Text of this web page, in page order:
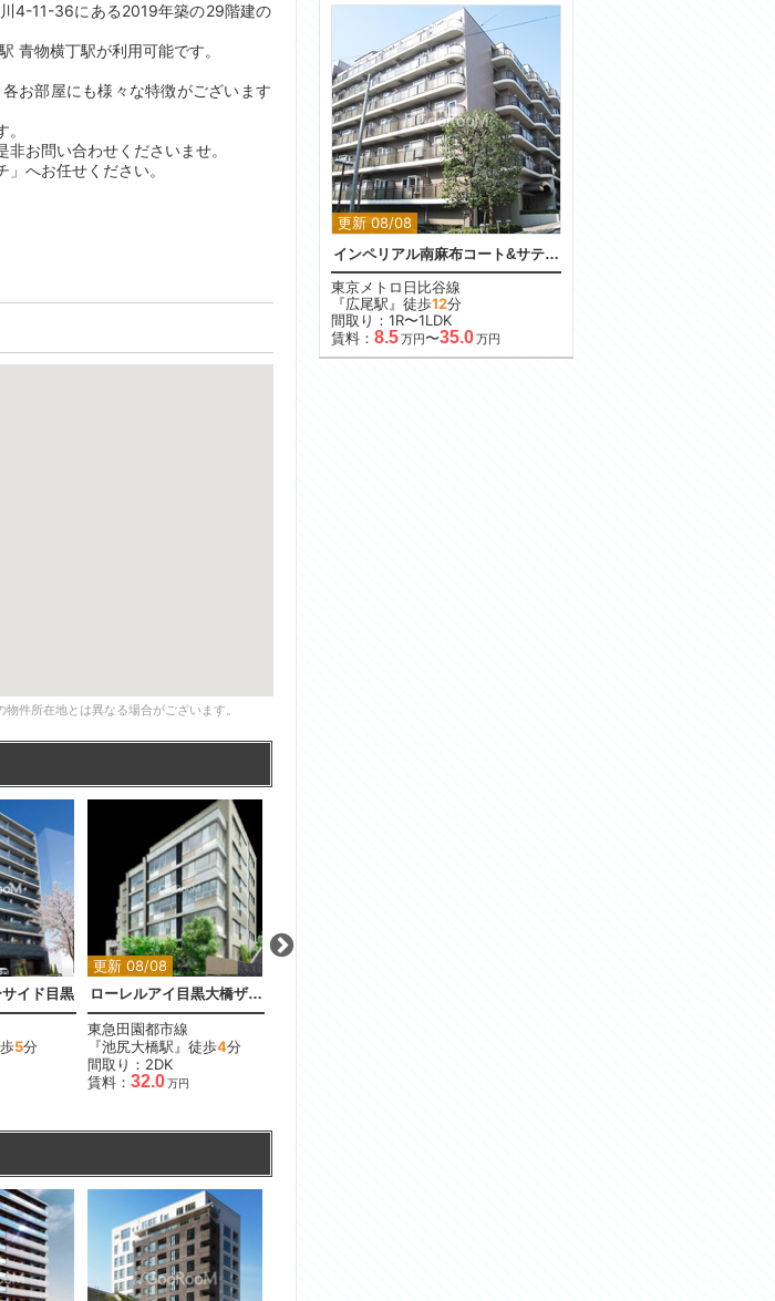
4-11-36にある2019年築の29階建の
青物横丁駅が利用可能です。
お部屋にも様々な特徴がございます
お問い合わせくださいませ。
へお任せください。
件所在地とは異なる場合がございます。
イド目黒
5分
更新 08/08
ローレルアイ目黒大橋ザ・テラス
東急田園都市線
『池尻大橋駅』徒歩4分
間取り：2DK
賃料： 32.0万円
更新 08/08
インペリアル南麻布コート&サテライト
東京メトロ日比谷線
『広尾駅』徒歩12分
間取り：1R〜1LDK
賃料： 8.5万円〜35.0万円